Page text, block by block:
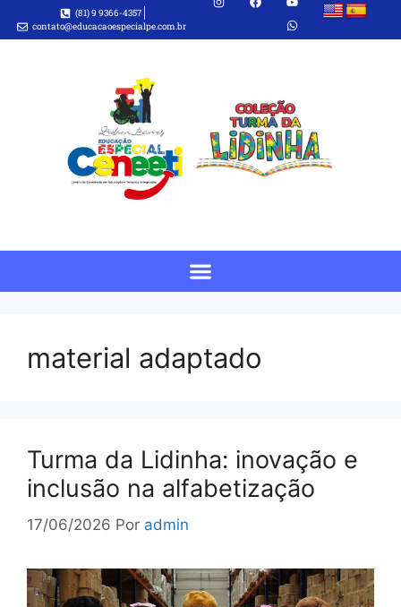
(81) 9 9366-4357
contato@educacaoespecialpe.com.br
material adaptado
Turma da Lidinha: inovação e
inclusão na alfabetização
17/06/2026 Por admin